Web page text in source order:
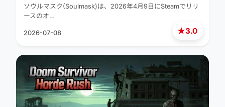
★3.0
ソウルマスク(Soulmask)は、2026年4月9日にSteamでリリ
ースのオ…
2026-07-08